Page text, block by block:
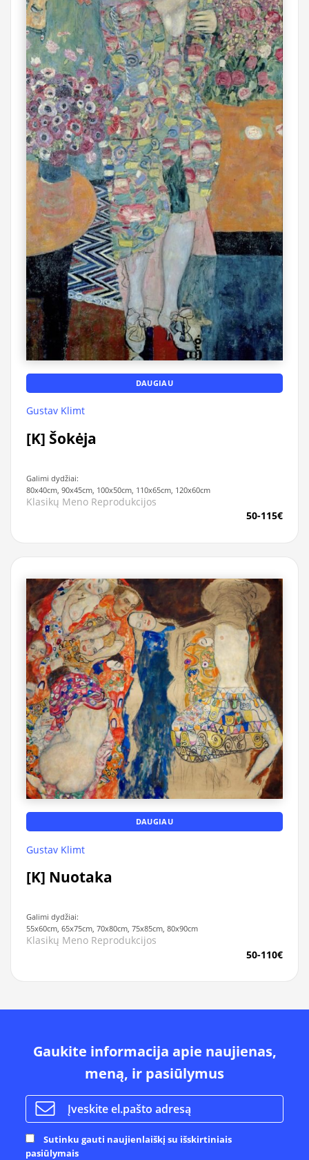
DAUGIAU
Gustav Klimt
[K] Šokėja
Galimi dydžiai:
80x40cm, 90x45cm, 100x50cm, 110x65cm, 120x60cm
Klasikų Meno Reprodukcijos
50-115€
DAUGIAU
Gustav Klimt
[K] Nuotaka
Galimi dydžiai:
55x60cm, 65x75cm, 70x80cm, 75x85cm, 80x90cm
Klasikų Meno Reprodukcijos
50-110€
Gaukite informacija apie naujienas,
meną, ir pasiūlymus
Sutinku gauti naujienlaiškį su išskirtiniais
pasiūlymais